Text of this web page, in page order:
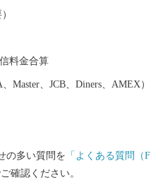
いう陸の孤島のような場所で、
ウコノウマが絶滅したといわれ
馬の遺伝子を受け継ぐ存在とし
5538-7984 営業日のご案
、年末年始は休業となります
料金合算
Master、JCB、Diners、AMEX）
の多い質問を 「よくある質問（F
確認ください。